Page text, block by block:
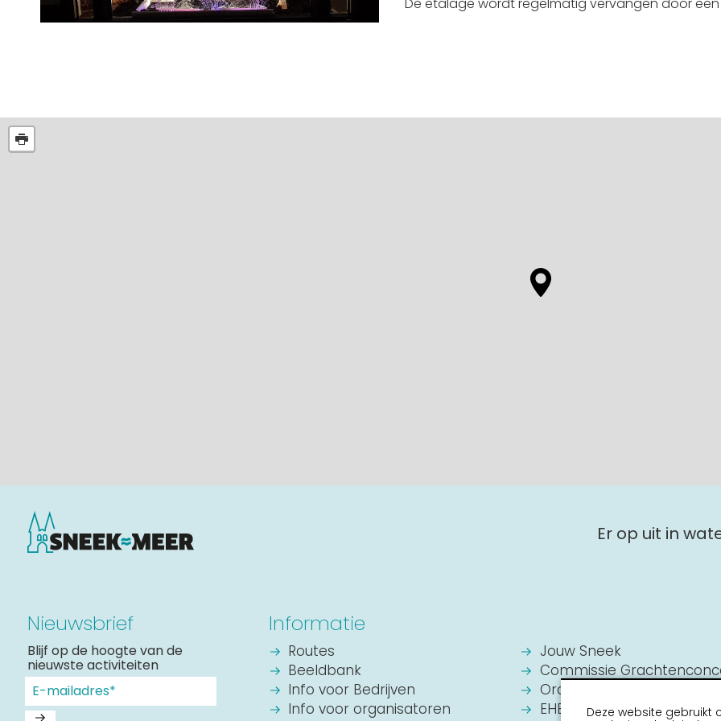
Routes
Er op uit in
Nieuwsbrief
Blijf op de hoogte van de
nieuwste activiteiten
Informatie
Routes
Beeldbank
Info voor Bedrijven
Info voor organisatoren
Jouw Sneek
Commissie
Oranje Vereniging Sneek
EHBO Hulpverlening Sneek
Deze website gebruikt